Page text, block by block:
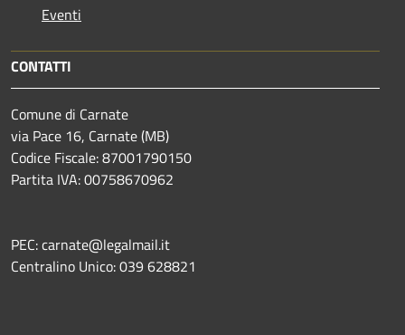
Eventi
CONTATTI
Comune di Carnate
via Pace 16, Carnate (MB)
Codice Fiscale: 87001790150
Partita IVA: 00758670962
PEC: carnate@legalmail.it
Centralino Unico: 039 628821